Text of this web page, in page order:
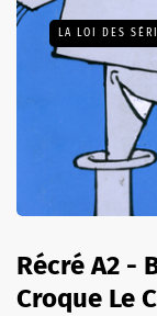
LA LOI DES
Récré A2 -
Croque Le